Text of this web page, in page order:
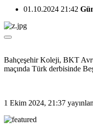
01.10.2024 21:42
Bahçeşehir Koleji, BKT
maçında Türk derbisinde
1 Ekim 2024, 21:37